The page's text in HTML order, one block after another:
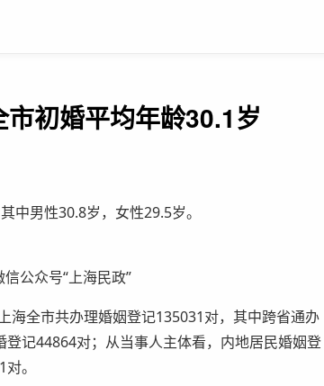
初婚平均年龄30.1岁
中男性30.8岁，女性29.5岁。
公众号“上海民政”
海全市共办理婚姻登记135031对，其中跨省通办
记44864对；从当事人主体看，内地居民婚姻登
。